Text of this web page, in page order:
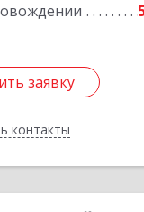
заявку
контакты
заявку